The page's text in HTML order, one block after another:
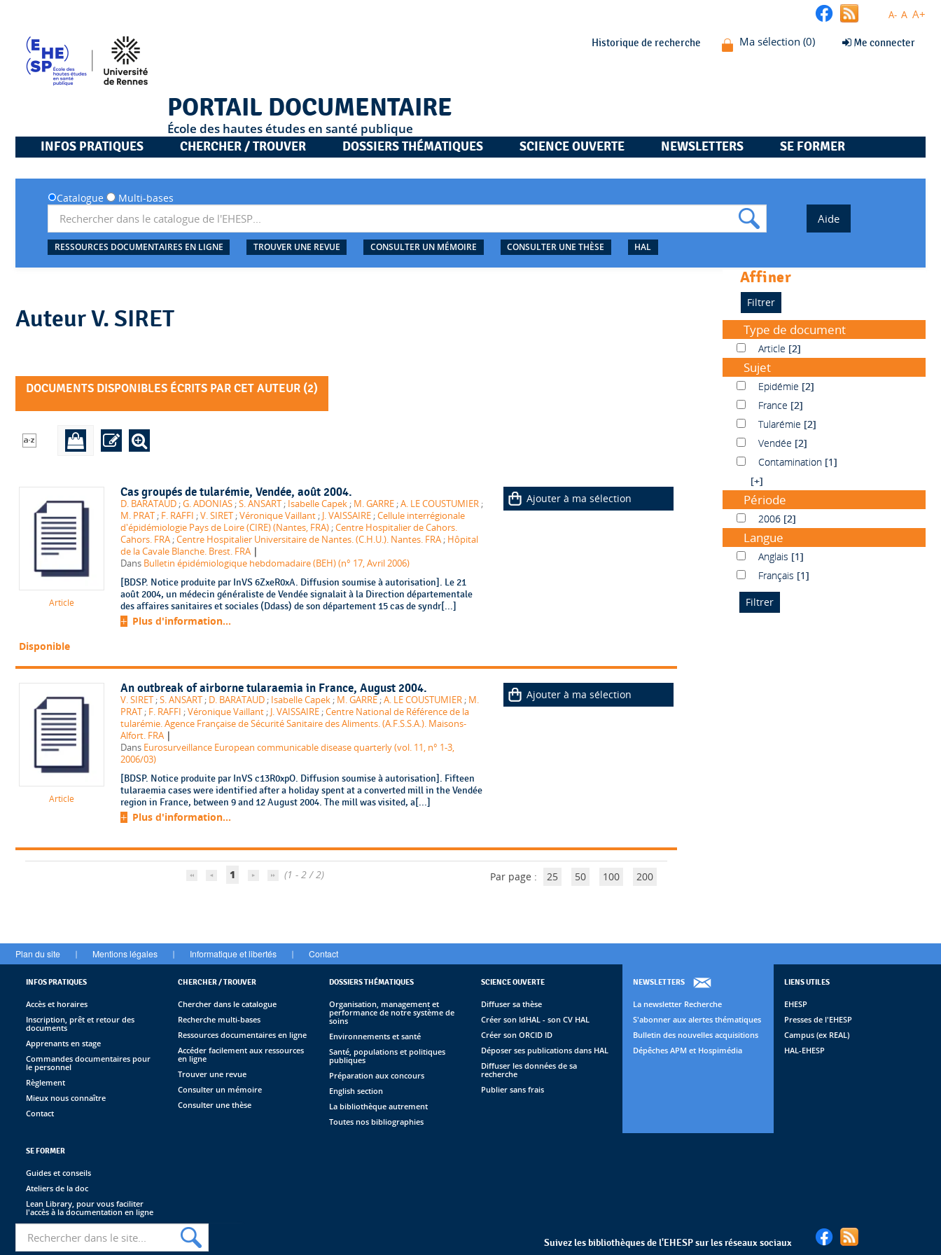
A- A A+
Historique de recherche Me connecter
PORTAIL DOCUMENTAIRE
École des hautes études en santé publique
INFOS PRATIQUES
CHERCHER / TROUVER DOSSIERS THÉMATIQUES SCIENCE OUVERTE NEWSLETTERS SE FORMER
Catalogue Multi-bases
RESSOURCES DOCUMENTAIRES EN LIGNE TROUVER UNE REVUE CONSULTER UN MÉMOIRE CONSULTER UNE THÈSE HAL
Auteur V. SIRET
DOCUMENTS DISPONIBLES ÉCRITS PAR CET AUTEUR (2)
Article
Cas groupés de tularémie, Vendée, août 2004.
D. BARATAUD ;G. ADONIAS ;S. ANSART ; Isabelle Capek ; M. GARRE ;A. LE COUSTUMIER ;
M. PRAT ; F. RAFFI ;V. SIRET ;Véronique Vaillant ; J. VAISSAIRE ;Cellule interrégionale
d'épidémiologie Pays de Loire (CIRE) (Nantes, FRA) ;Centre Hospitalier de Cahors.
Cahors. FRA ;Centre Hospitalier Universitaire de Nantes. (C.H.U.). Nantes. FRA ; Hôpital
de la Cavale Blanche. Brest. FRA |
Dans Bulletin épidémiologique hebdomadaire (BEH) (n° 17, Avril 2006)
[BDSP. Notice produite par InVS 6ZxeR0xA. Diffusion soumise à autorisation]. Le 21
août 2004, un médecin généraliste de Vendée signalait à la Direction départementale
des affaires sanitaires et sociales (Ddass) de son département 15 cas de syndr[...]
Plus d'information...
Ajouter à ma sélection
Disponible
Article
An outbreak of airborne tularaemia in France, August 2004.
V. SIRET ;S. ANSART ; D. BARATAUD ; Isabelle Capek ; M. GARRE ;A. LE COUSTUMIER ; M.
PRAT ; F. RAFFI ;Véronique Vaillant ; J. VAISSAIRE ;Centre National de Référence de la
tularémie. Agence Française de Sécurité Sanitaire des Aliments. (A.F.S.S.A.). Maisons-
Alfort. FRA |
Dans Eurosurveillance European communicable disease quarterly (vol. 11, n° 1-3,
2006/03)
[BDSP. Notice produite par InVS c13R0xpO. Diffusion soumise à autorisation]. Fifteen
tularaemia cases were identified after a holiday spent at a converted mill in the Vendée
region in France, between 9 and 12 August 2004. The mill was visited, a[...]
Plus d'information...
Ajouter à ma sélection
1 (1 - 2 / 2) Par page : 25 50 100 200
affiner
Type de document
ArticleArticle [2]
Sujet
EpidémieEpidémie [2]
FranceFrance [2]
TularémieTularémie [2]
VendéeVendée [2]
Contamination
Contamination [1]
[+]
Période
20062006 [2]
Langue
AnglaisAnglais [1]
FrançaisFrançais [1]
Plan du site | Mentions légales | Informatique et libertés | Contact
INFOS PRATIQUES
Accès et horaires
Inscription, prêt et retour des
documents
Apprenants en stage
Commandes documentaires pour
le personnel
Règlement
Mieux nous connaître
Contact
CHERCHER / TROUVER
Chercher dans le catalogue
Recherche multi-bases
Ressources documentaires en ligne
Accéder facilement aux ressources
en ligne
Trouver une revue
Consulter un mémoire
Consulter une thèse
DOSSIERS THÉMATIQUES
Organisation, management et
performance de notre système de
soins
Environnements et santé
Santé, populations et politiques
publiques
Préparation aux concours
English section
La bibliothèque autrement
Toutes nos bibliographies
SCIENCE OUVERTE
Diffuser sa thèse
Créer son IdHAL - son CV HAL
Créer son ORCID ID
Déposer ses publications dans HAL
Diffuser les données de sa
recherche
Publier sans frais
NEWSLETTERS
La newsletter Recherche
S'abonner aux alertes thématiques
Bulletin des nouvelles acquisitions
Dépêches APM et Hospimédia
SE FORMER
Guides et conseils
Ateliers de la doc
Lean Library, pour vous faciliter
l'accès à la documentation en ligne
LIENS UTILES
EHESP
Presses de l'EHESP
Campus (ex REAL)
HAL-EHESP
Suivez les bibliothèques de l'EHESP sur les réseaux sociaux